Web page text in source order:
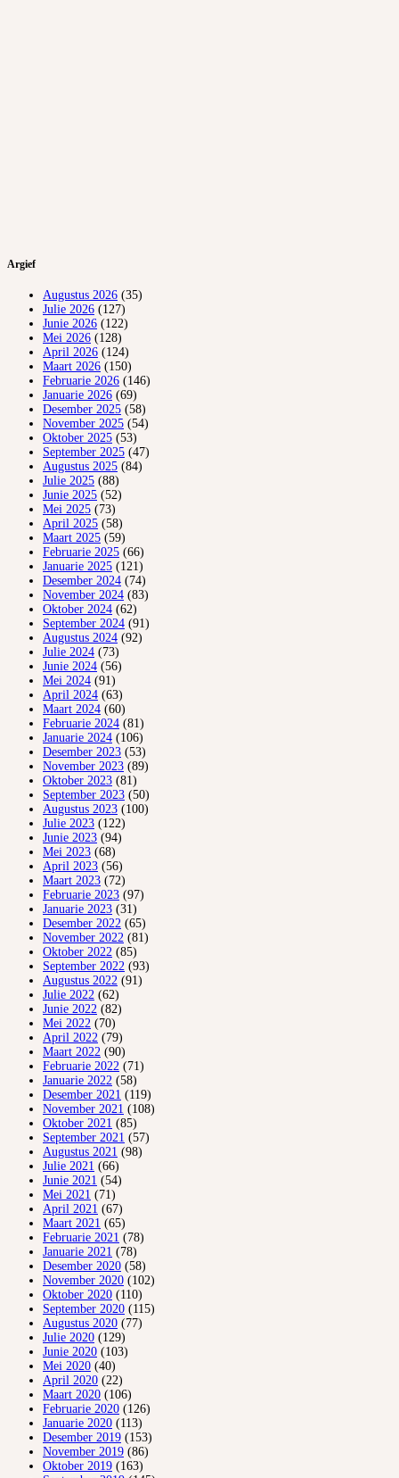
Argief
Augustus 2026 (35)
Julie 2026 (127)
Junie 2026 (122)
Mei 2026 (128)
April 2026 (124)
Maart 2026 (150)
Februarie 2026 (146)
Januarie 2026 (69)
Desember 2025 (58)
November 2025 (54)
Oktober 2025 (53)
September 2025 (47)
Augustus 2025 (84)
Julie 2025 (88)
Junie 2025 (52)
Mei 2025 (73)
April 2025 (58)
Maart 2025 (59)
Februarie 2025 (66)
Januarie 2025 (121)
Desember 2024 (74)
November 2024 (83)
Oktober 2024 (62)
September 2024 (91)
Augustus 2024 (92)
Julie 2024 (73)
Junie 2024 (56)
Mei 2024 (91)
April 2024 (63)
Maart 2024 (60)
Februarie 2024 (81)
Januarie 2024 (106)
Desember 2023 (53)
November 2023 (89)
Oktober 2023 (81)
September 2023 (50)
Augustus 2023 (100)
Julie 2023 (122)
Junie 2023 (94)
Mei 2023 (68)
April 2023 (56)
Maart 2023 (72)
Februarie 2023 (97)
Januarie 2023 (31)
Desember 2022 (65)
November 2022 (81)
Oktober 2022 (85)
September 2022 (93)
Augustus 2022 (91)
Julie 2022 (62)
Junie 2022 (82)
Mei 2022 (70)
April 2022 (79)
Maart 2022 (90)
Februarie 2022 (71)
Januarie 2022 (58)
Desember 2021 (119)
November 2021 (108)
Oktober 2021 (85)
September 2021 (57)
Augustus 2021 (98)
Julie 2021 (66)
Junie 2021 (54)
Mei 2021 (71)
April 2021 (67)
Maart 2021 (65)
Februarie 2021 (78)
Januarie 2021 (78)
Desember 2020 (58)
November 2020 (102)
Oktober 2020 (110)
September 2020 (115)
Augustus 2020 (77)
Julie 2020 (129)
Junie 2020 (103)
Mei 2020 (40)
April 2020 (22)
Maart 2020 (106)
Februarie 2020 (126)
Januarie 2020 (113)
Desember 2019 (153)
November 2019 (86)
Oktober 2019 (163)